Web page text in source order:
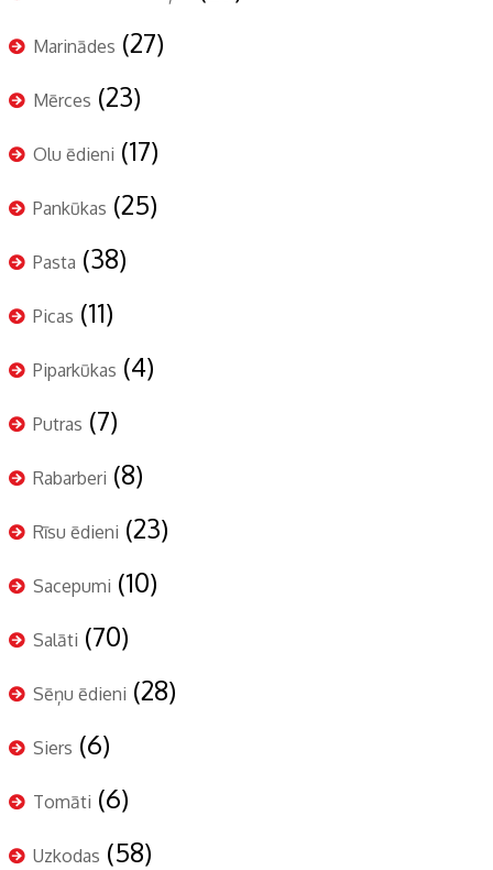
Marinādes (27)
Mērces (23)
Olu ēdieni (17)
Pankūkas (25)
Pasta (38)
Picas (11)
Piparkūkas (4)
Putras (7)
Rabarberi (8)
Rīsu ēdieni (23)
Sacepumi (10)
Salāti (70)
Sēņu ēdieni (28)
Siers (6)
Tomāti (6)
Uzkodas (58)